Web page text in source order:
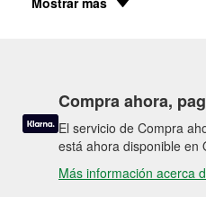
Compra ahora,
El servicio de Compra
está ahora disponible en
Más información acerca